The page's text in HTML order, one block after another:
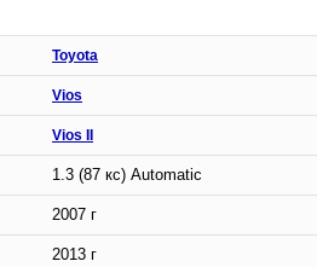
Toyota
Vios
Vios II
1.3 (87 кс) Automatic
2007 г
2013 г